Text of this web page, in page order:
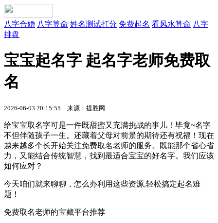
八字合婚 八字算命 姓名测试打分 免费起名 看风水算命 八字
排盘
宝宝起名字 起名字老师免费取
名
2026-06-03 20:15:55 来源：提胜网
给宝宝取名字可是一件既甜蜜又充满挑战的事儿！毕竟~名字
不但伴随孩子一生。还藏着父母对前景的期待还有祝福！现在
越来越多个长开始关注免费取名老师的服务。既能那个省心省
力，又能结合传统智慧，找到最适合宝宝的好名字。我们应该
如何应对？
今天咱们就来聊聊，怎么办利用这些资源,轻松搞定起名难
题！
免费取名老师的宝藏平台推荐